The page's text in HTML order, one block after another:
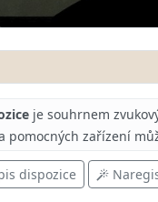
je souhrnem
pomocných zařízení
dispozice